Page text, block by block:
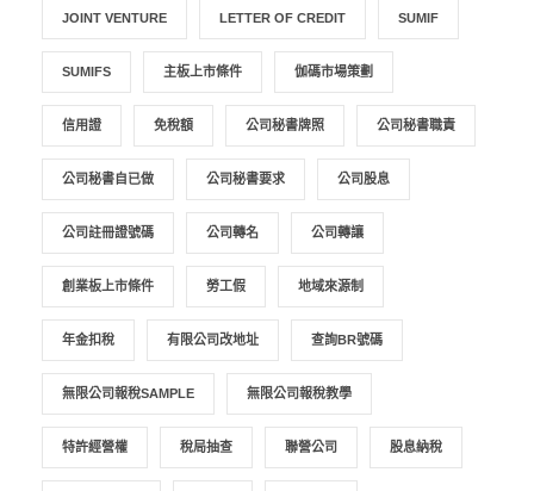
JOINT VENTURE LETTER OF CREDIT SUMIF
SUMIFS 主板上市條件 伽碼市場策劃
信用證 免稅額 公司秘書牌照 公司秘書職責
公司秘書自已做 公司秘書要求 公司股息
公司註冊證號碼 公司轉名 公司轉讓
創業板上市條件 勞工假 地域來源制
年金扣稅 有限公司改地址 查詢BR號碼
無限公司報稅SAMPLE 無限公司報稅教學
特許經營權 稅局抽查 聯營公司 股息納稅